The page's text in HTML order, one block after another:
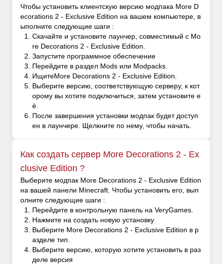
Чтобы установить клиентскую версию модпака More D
ecorations 2 - Exclusive Edition на вашем компьютере, в
ыполните следующие шаги :
Скачайте и установите лаунчер, совместимый с Mo
re Decorations 2 - Exclusive Edition.
Запустите программное обеспечение
Перейдите в раздел Mods или Modpacks.
ИщитеMore Decorations 2 - Exclusive Edition.
Выберите версию, соответствующую серверу, к кот
орому вы хотите подключиться, затем установите е
ё.
После завершения установки модпак будет доступ
ен в лаунчере. Щелкните по нему, чтобы начать.
Как создать сервер More Decorations 2 - Ex
clusive Edition ?
Выберите модпак More Decorations 2 - Exclusive Edition
на вашей панели Minecraft. Чтобы установить его, вып
олните следующие шаги :
Перейдите в контрольную панель на VeryGames.
Нажмите на создать новую установку
Выберите More Decorations 2 - Exclusive Edition в р
азделе тип.
Выберите версию, которую хотите установить в раз
деле версия